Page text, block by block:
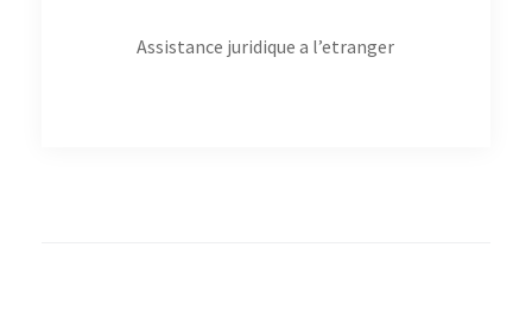
Assistance juridique a l’etranger